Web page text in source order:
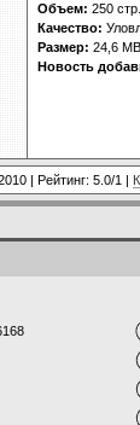
Объем: 250 стр.
Качество:
Размер: 24,6 MB
Новость
| Рейтинг: 5.0/1 |